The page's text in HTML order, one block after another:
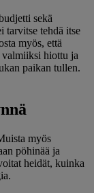
sekä
tarvitse tehdä itse
myös, että
valmiiksi hiottu ja
paikan tullen.
myös
pöhinää ja
heidät, kuinka